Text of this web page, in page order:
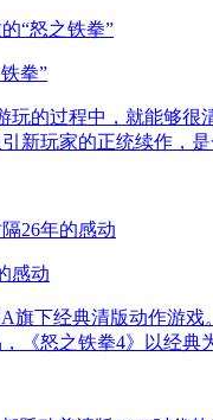
拳”
玩的过程中，就能够
新玩家的正统续作，
感动
旗下经典清版动作游
《怒之铁拳4》以经